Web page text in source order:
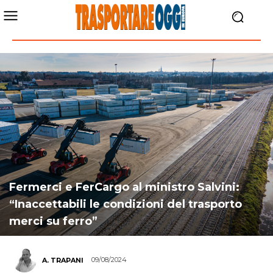
Fermerci e FerCargo al ministro Salvini:
“Inaccettabili le condizioni del trasporto
merci su ferro”
A. TRAPANI 09/08/2024